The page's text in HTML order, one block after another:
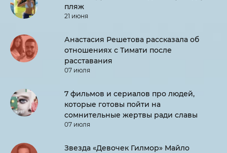
пляж
21 июня
Анастасия Решетова рассказала об
отношениях с Тимати после
расставания
07 июля
7 фильмов и сериалов про людей,
которые готовы пойти на
сомнительные жертвы ради славы
07 июля
Звезда «Девочек Гилмор» Майло